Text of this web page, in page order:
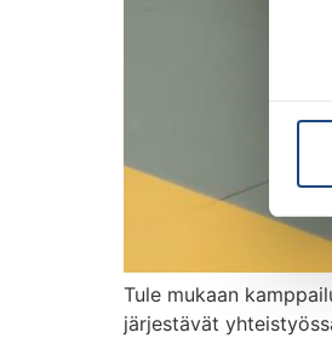
Tule mukaan
järjestävät